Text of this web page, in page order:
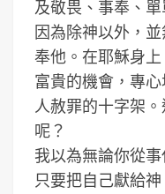
及敬畏、事奉、
因為除神以外，
奉他。在耶穌身
富貴的機會，專
人赦罪的十字架
呢？
我以為無論你從
只要把自己獻給